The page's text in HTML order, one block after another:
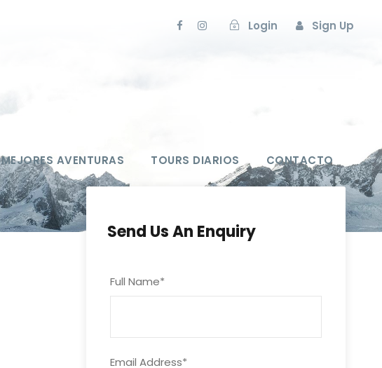
Login Sign Up
MEJORES AVENTURAS TOURS DIARIOS CONTACTO
Send Us An Enquiry
Full Name*
Email Address*